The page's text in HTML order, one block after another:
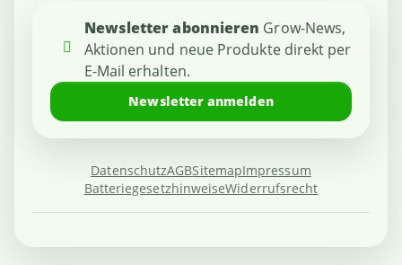
Newsletter abonnieren Grow-News,
Aktionen und neue Produkte direkt per
E-Mail erhalten.
Newsletter anmelden
DatenschutzAGBSitemapImpressum
BatteriegesetzhinweiseWiderrufsrecht